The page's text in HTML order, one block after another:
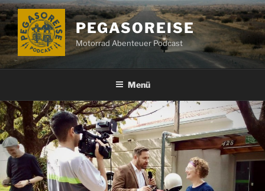
Zum
Inhalt
springen
PEGASOREISE
Motorrad Abenteuer Podcast
Menü